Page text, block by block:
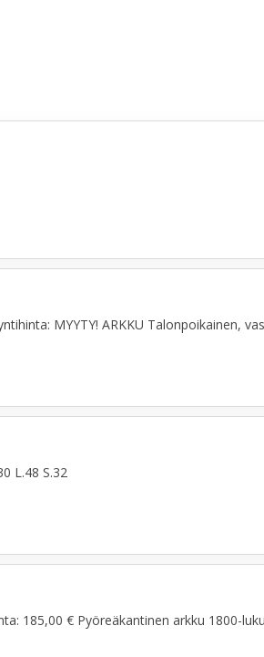
MYYTY! ARKKU Talonpoikainen,
L.48 S.32
185,00 € Pyöreäkantinen arkku 1800-